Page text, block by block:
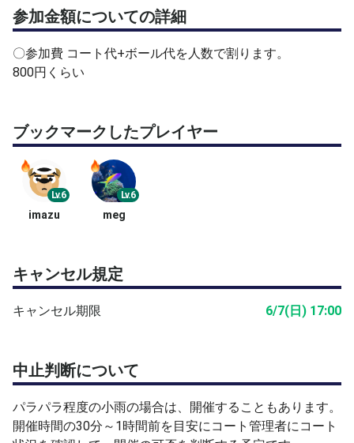
○1面募集の場合でも、コートが増やせた場合には、2面４
○前日の21時頃までに1人も応募がない場合は、コートキ
参加金額についての詳細
〇参加費 コート代+ボール代を人数で割ります。
800円くらい
ブックマークしたプレイヤー
Lv.6
imazu
Lv.6
meg
キャンセル規定
キャンセル期限 6/7(日) 17:00
中止判断について
パラパラ程度の小雨の場合は、開催することもあります。
開催時間の30分～1時間前を目安にコート管理者にコート